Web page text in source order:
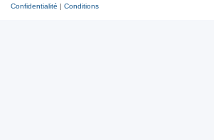
Confidentialité | Conditions